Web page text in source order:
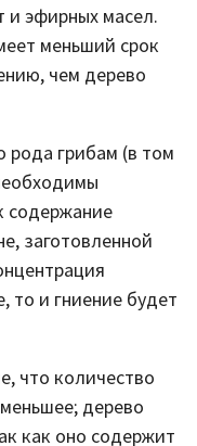
и эфирных масел.
меньший срок
чем дерево
рода грибам (в том
содержание
заготовленной
то и гниение будет
что количество
дерево
как оно содержит